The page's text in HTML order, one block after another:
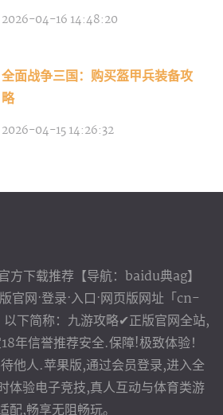
2026-04-16 14:48:20
全面战争三国：购买盔甲兵装备攻
略
2026-04-15 14:26:32
下载推荐【导航：baidu典ag】
官网·登录·入口·网页版网址「cn-
下简称：九游攻略✔正版官网全站,
年信誉推荐安全.保障!极致体验！
他人.苹果版,通过会员登录,进入全
体验电子竞技,真人互动与体育类游
,畅享无阻畅玩。